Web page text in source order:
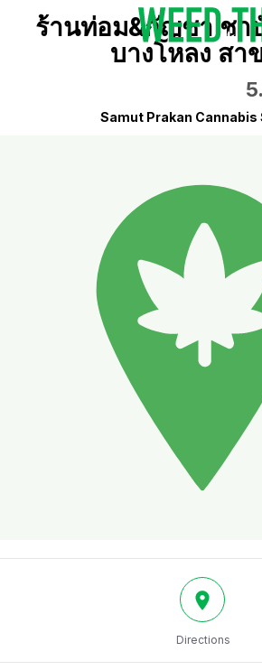
ร้านท่อม&กัญชา ชา
บางโหลง สา
Samut Prakan Cannabis
Directions